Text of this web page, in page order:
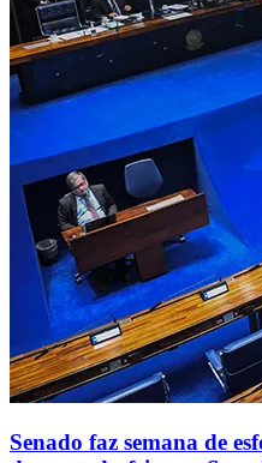
Senado faz semana de